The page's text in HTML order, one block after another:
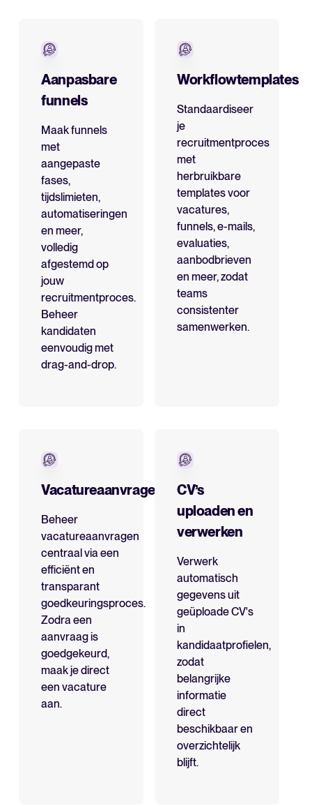
Aanpasbare
funnels
Maak funnels
met
aangepaste
fases,
tijdslimieten,
automatiseringen
en meer,
volledig
afgestemd op
jouw
recruitmentproces.
Beheer
kandidaten
eenvoudig met
drag-and-drop.
Workflowtemplates
Standaardiseer
je
recruitmentproces
met
herbruikbare
templates voor
vacatures,
funnels, e-mails,
evaluaties,
aanbodbrieven
en meer, zodat
teams
consistenter
samenwerken.
Vacatureaanvragen
Beheer
vacatureaanvragen
centraal via een
efficiënt en
transparant
goedkeuringsproces.
Zodra een
aanvraag is
goedgekeurd,
maak je direct
een vacature
aan.
CV’s
uploaden en
verwerken
Verwerk
automatisch
gegevens uit
geüploade CV's
in
kandidaatprofielen,
zodat
belangrijke
informatie
direct
beschikbaar en
overzichtelijk
blijft.